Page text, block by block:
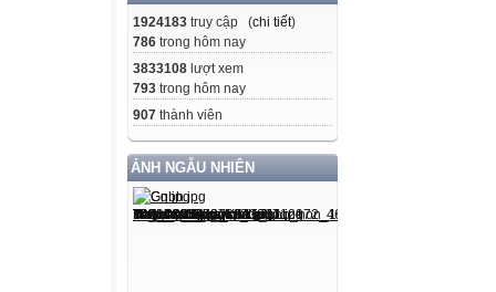
1924183 truy cập (chi tiết)
786 trong hôm nay
3833108 lượt xem
793 trong hôm nay
907 thành viên
ẢNH NGẪU NHIÊN